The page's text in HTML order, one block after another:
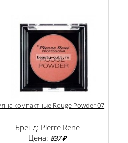
компактные Rouge Powder 07
Бренд: Pierre Rene
Цена: 837 ₽